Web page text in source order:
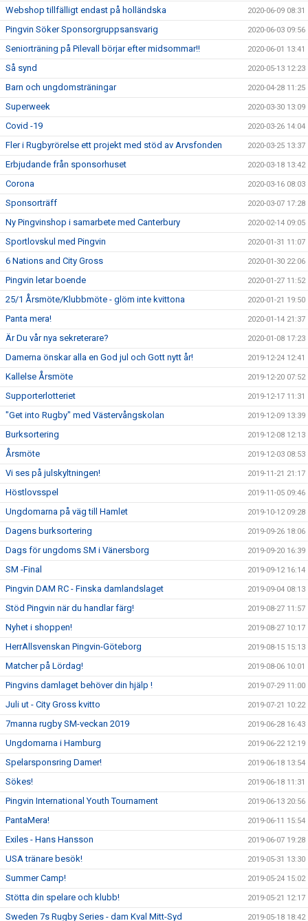
Webshop tillfälligt endast på holländska 2020-06-09 08:31
Pingvin Söker Sponsorgruppsansvarig 2020-06-03 09:56
Seniorträning på Pilevall börjar efter midsommar!! 2020-06-01 13:41
Så synd 2020-05-13 12:23
Barn och ungdomsträningar 2020-04-28 11:25
Superweek 2020-03-30 13:09
Covid -19 2020-03-26 14:04
Fler i Rugbyrörelse ett projekt med stöd av Arvsfonden 2020-03-25 13:37
Erbjudande från sponsorhuset 2020-03-18 13:42
Corona 2020-03-16 08:03
Sponsorträff 2020-03-07 17:28
Ny Pingvinshop i samarbete med Canterbury 2020-02-14 09:05
Sportlovskul med Pingvin 2020-01-31 11:07
6 Nations and City Gross 2020-01-30 22:06
Pingvin letar boende 2020-01-27 11:52
25/1 Årsmöte/Klubbmöte - glöm inte kvittona 2020-01-21 19:50
Panta mera! 2020-01-14 21:37
Är Du vår nya sekreterare? 2020-01-08 17:23
Damerna önskar alla en God jul och Gott nytt år! 2019-12-24 12:41
Kallelse Årsmöte 2019-12-20 07:52
Supporterlotteriet 2019-12-17 11:31
"Get into Rugby" med Västervångskolan 2019-12-09 13:39
Burksortering 2019-12-08 12:13
Årsmöte 2019-12-03 08:53
Vi ses på julskyltningen! 2019-11-21 21:17
Höstlovsspel 2019-11-05 09:46
Ungdomarna på väg till Hamlet 2019-10-12 09:28
Dagens burksortering 2019-09-26 18:06
Dags för ungdoms SM i Vänersborg 2019-09-20 16:39
SM -Final 2019-09-12 16:14
Pingvin DAM RC - Finska damlandslaget 2019-09-04 08:13
Stöd Pingvin när du handlar färg! 2019-08-27 11:57
Nyhet i shoppen! 2019-08-27 10:17
HerrAllsvenskan Pingvin-Göteborg 2019-08-15 15:13
Matcher på Lördag! 2019-08-06 10:01
Pingvins damlaget behöver din hjälp ! 2019-07-29 11:00
Juli ut - City Gross kvitto 2019-07-21 10:22
7manna rugby SM-veckan 2019 2019-06-28 16:43
Ungdomarna i Hamburg 2019-06-22 12:19
Spelarsponsring Damer! 2019-06-18 13:54
Sökes! 2019-06-18 11:31
Pingvin International Youth Tournament 2019-06-13 20:56
PantaMera! 2019-06-11 15:54
Exiles - Hans Hansson 2019-06-07 19:28
USA tränare besök! 2019-05-31 13:30
Summer Camp! 2019-05-24 15:02
Stötta din spelare och klubb! 2019-05-21 12:17
Sweden 7s Rugby Series - dam Kval Mitt-Syd 2019-05-18 18:42